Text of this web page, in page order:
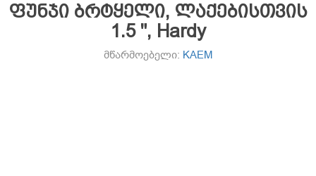
ფუნჯი ბრტყელი, ლაქებისთვის
1.5 ", Hardy
მწარმოებელი: KAEM